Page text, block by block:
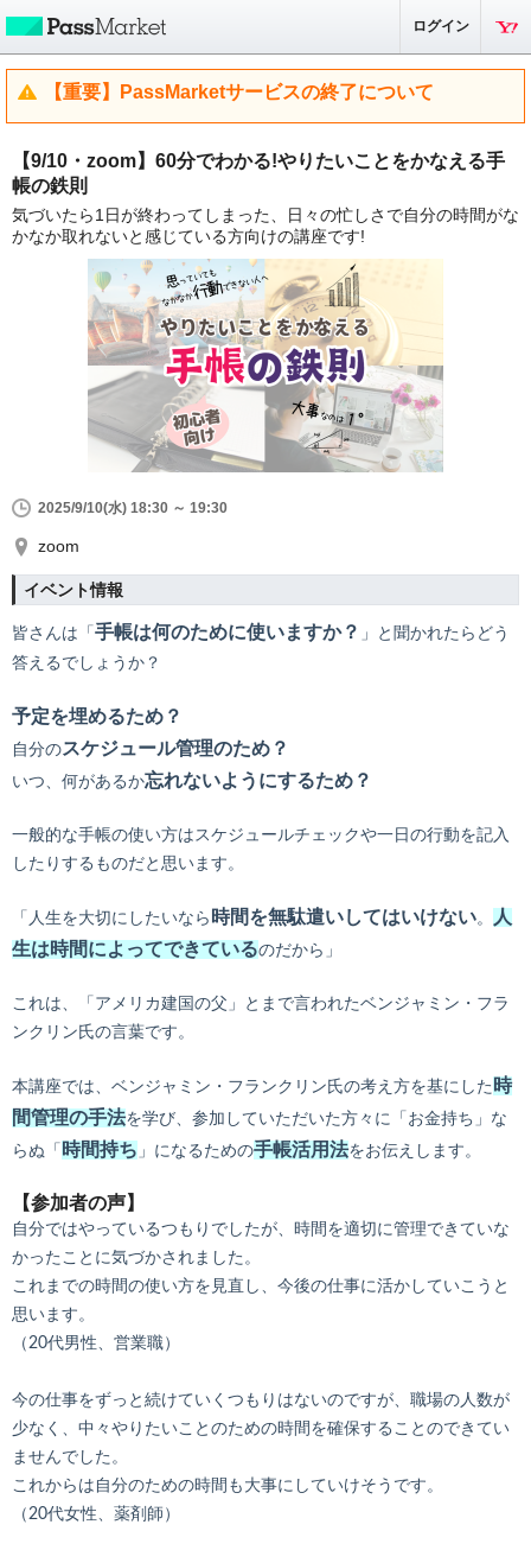
ログイン
【重要】PassMarketサービスの終了について
【9/10・zoom】60分でわかる!やりたいことをかなえる手
帳の鉄則
気づいたら1日が終わってしまった、日々の忙しさで自分の時間がな
かなか取れないと感じている方向けの講座です!
2025/9/10(水) 18:30 ～ 19:30
zoom
イベント情報
皆さんは「 手帳は何のために使いますか？ 」と聞かれたらどう
答えるでしょうか？
予定を埋めるため？
自分のスケジュール管理のため？
いつ、何があるか忘れないようにするため？
一般的な手帳の使い方はスケジュールチェックや一日の行動を記入
したりするものだと思います。
「人生を大切にしたいなら 時間を無駄遣いしてはいけない。
人
生は時間によってできているのだから」
これは、「アメリカ建国の父」とまで言われたベンジャミン・フラ
ンクリン氏の言葉です。
本講座では、ベンジャミン・フランクリン氏の考え方を基にした 時
間管理の手法を学び、参加していただいた方々に「お金持ち」な
らぬ「 時間持ち 」になるための手帳活用法をお伝えします。
【参加者の声】
自分ではやっているつもりでしたが、時間を適切に管理できていな
かったことに気づかされました。
これまでの時間の使い方を見直し、今後の仕事に活かしていこうと
思います。
（20代男性、営業職）
今の仕事をずっと続けていくつもりはないのですが、職場の人数が
少なく、中々やりたいことのための時間を確保することのできてい
ませんでした。
これからは自分のための時間も大事にしていけそうです。
（20代女性、薬剤師）